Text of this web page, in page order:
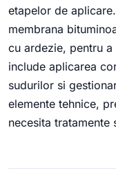
etapelor de
membrana
cu ardezie, pentru a
include aplicarea
sudurilor si
elemente tehnice,
necesita tratamente